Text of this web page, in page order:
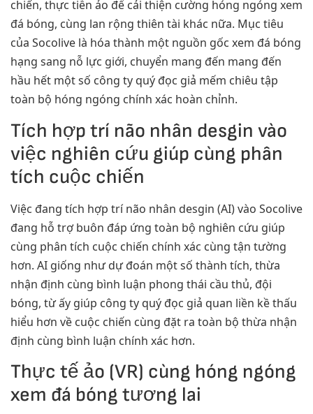
chiến, thực tiễn ảo để cải thiện cường hóng ngóng xem
đá bóng, cùng lan rộng thiên tài khác nữa. Mục tiêu
của Socolive là hóa thành một nguồn gốc xem đá bóng
hạng sang nỗ lực giới, chuyển mang đến mang đến
hầu hết một số công ty quý đọc giả mếm chiêu tập
toàn bộ hóng ngóng chính xác hoàn chỉnh.
Tích hợp trí não nhân desgin vào
việc nghiên cứu giúp cùng phân
tích cuộc chiến
Việc đang tích hợp trí não nhân desgin (AI) vào Socolive
đang hỗ trợ buôn đáp ứng toàn bộ nghiên cứu giúp
cùng phân tích cuộc chiến chính xác cùng tận tường
hơn. AI giống như dự đoán một số thành tích, thừa
nhận định cùng bình luận phong thái cầu thủ, đội
bóng, từ ấy giúp công ty quý đọc giả quan liền kề thấu
hiểu hơn về cuộc chiến cùng đặt ra toàn bộ thừa nhận
định cùng bình luận chính xác hơn.
Thực tế ảo (VR) cùng hóng ngóng
xem đá bóng tương lai